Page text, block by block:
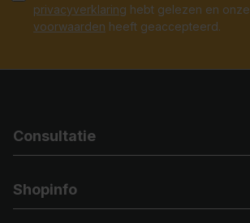
privacyverklaring hebt gelezen en onze
voorwaarden heeft geaccepteerd.
Consultatie
Shopinfo